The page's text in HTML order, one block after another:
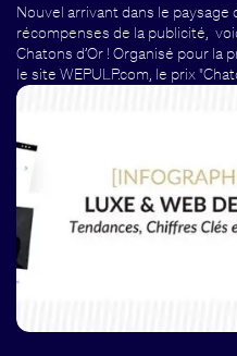
Nouvel arrivant dans le paysage
récompenses de la publicité,
Chatons d’Or ! Organisé pour la
le site WEPULP.com, le prix